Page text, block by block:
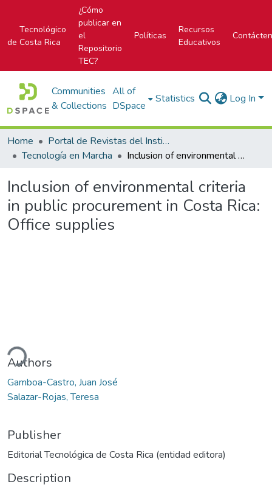
Tecnológico
de Costa Rica
¿Cómo
publicar en
el
Repositorio
TEC?
Políticas
Recursos
Educativos
Communities
& Collections
All of
DSpace
Statistics Log In
Home
Portal de Revistas del Instituto Tecnológico de Costa Rica
Tecnología en Marcha
Inclusion of environmental criteria in public procurement in Costa Rica: Office supplies
Inclusion of environmental criteria
in public procurement in Costa Rica:
Office supplies
Authors
Gamboa-Castro, Juan José
Salazar-Rojas, Teresa
Publisher
Editorial Tecnológica de Costa Rica (entidad editora)
Description